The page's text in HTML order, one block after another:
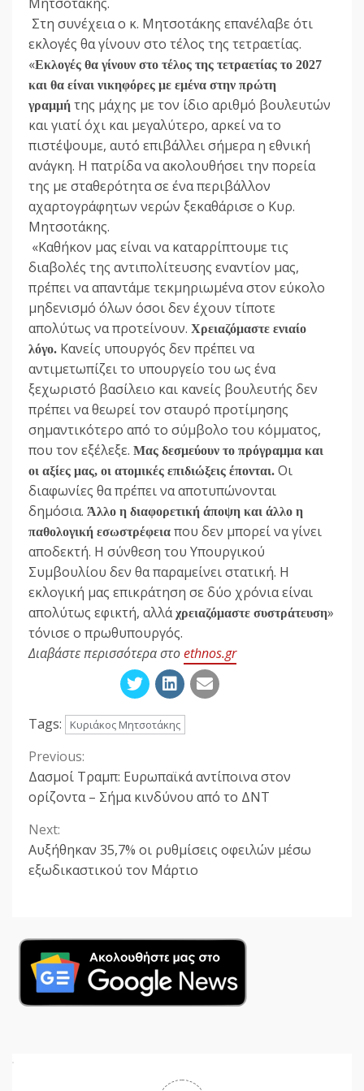
Στη συνέχεια ο κ. Μητσοτάκης επανέλαβε ότι
εκλογές θα γίνουν στο τέλος της τετραετίας.
«Εκλογές θα γίνουν στο τέλος της τετραετίας το 2027
και θα είναι νικηφόρες με εμένα στην πρώτη
γραμμή της μάχης με τον ίδιο αριθμό βουλευτών
και γιατί όχι και μεγαλύτερο, αρκεί να το
πιστέψουμε, αυτό επιβάλλει σήμερα η εθνική
ανάγκη. Η πατρίδα να ακολουθήσει την πορεία
της με σταθερότητα σε ένα περιβάλλον
αχαρτογράφητων νερών ξεκαθάρισε ο Κυρ.
Μητσοτάκης.
«Καθήκον μας είναι να καταρρίπτουμε τις
διαβολές της αντιπολίτευσης εναντίον μας,
πρέπει να απαντάμε τεκμηριωμένα στον εύκολο
μηδενισμό όλων όσοι δεν έχουν τίποτε
απολύτως να προτείνουν. Χρειαζόμαστε ενιαίο
λόγο. Κανείς υπουργός δεν πρέπει να
αντιμετωπίζει το υπουργείο του ως ένα
ξεχωριστό βασίλειο και κανείς βουλευτής δεν
πρέπει να θεωρεί τον σταυρό προτίμησης
σημαντικότερο από το σύμβολο του κόμματος,
που τον εξέλεξε. Μας δεσμεύουν το πρόγραμμα και
οι αξίες μας, οι ατομικές επιδιώξεις έπονται. Οι
διαφωνίες θα πρέπει να αποτυπώνονται
δημόσια. Άλλο η διαφορετική άποψη και άλλο η
παθολογική εσωστρέφεια που δεν μπορεί να γίνει
αποδεκτή. Η σύνθεση του Υπουργικού
Συμβουλίου δεν θα παραμείνει στατική. Η
εκλογική μας επικράτηση σε δύο χρόνια είναι
απολύτως εφικτή, αλλάχρειαζόμαστε συστράτευση»
τόνισε ο πρωθυπουργός.
Διαβάστε περισσότερα στοethnos.gr
Tags: Κυριάκος Μητσοτάκης
Continue
Reading
Previous:
Δασμοί Τραμπ: Ευρωπαϊκά αντίποινα στον
ορίζοντα – Σήμα κινδύνου από το ΔΝΤ
Next:
Αυξήθηκαν 35,7% οι ρυθμίσεις οφειλών μέσω
εξωδικαστικού τον Μάρτιο